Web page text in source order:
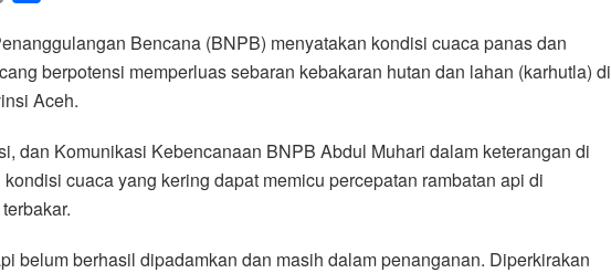
a
i
l
a
r
e
Bencana (BNPB) menyatakan kondisi cuaca panas dan
berpotensi memperluas sebaran kebakaran hutan dan lahan (karhutla) di
Aceh.
dan Komunikasi Kebencanaan BNPB Abdul Muhari dalam keterangan di
cuaca yang kering dapat memicu percepatan rambatan api di
belum berhasil dipadamkan dan masih dalam penanganan. Diperkirakan